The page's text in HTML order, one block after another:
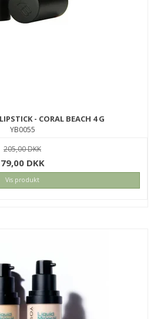
- CORAL BEACH 4 G
YB0055
205,00 DKK
79,00 DKK
Vis produkt